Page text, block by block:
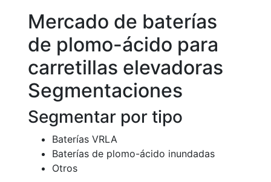
Mercado de baterías
de plomo-ácido para
carretillas elevadoras
Segmentaciones
Segmentar por tipo
Baterías VRLA
Baterías de plomo-ácido inundadas
Otros